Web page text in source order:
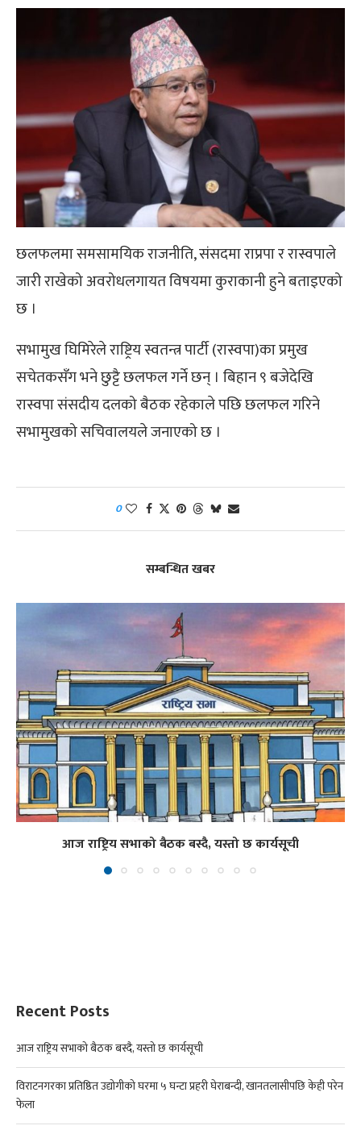
छलफलमा समसामयिक राजनीति, संसदमा राप्रपा र रास्वपाले
जारी राखेको अवरोधलगायत विषयमा कुराकानी हुने बताइएको
छ ।
सभामुख घिमिरेले राष्ट्रिय स्वतन्त्र पार्टी (रास्वपा)का प्रमुख
सचेतकसँग भने छुट्टै छलफल गर्ने छन् । बिहान ९ बजेदेखि
रास्वपा संसदीय दलको बैठक रहेकाले पछि छलफल गरिने
सभामुखको सचिवालयले जनाएको छ ।
0
सम्बन्धित खबर
आज राष्ट्रिय सभाको बैठक बस्दै, यस्तो छ कार्यसूची
Recent Posts
आज राष्ट्रिय सभाको बैठक बस्दै, यस्तो छ कार्यसूची
विराटनगरका प्रतिष्ठित उद्योगीको घरमा ५ घन्टा प्रहरी घेराबन्दी, खानतलासीपछि केही परेन
फेला